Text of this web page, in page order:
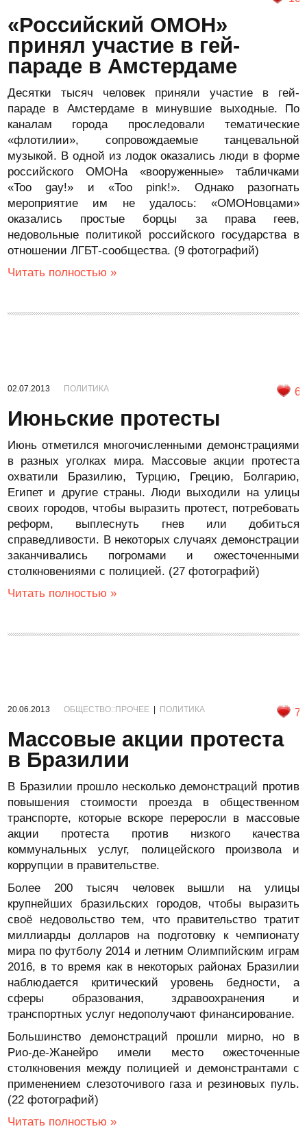
«Российский ОМОН»
принял участие в гей-
параде в Амстердаме
Десятки тысяч человек приняли участие в гей-
параде в Амстердаме в минувшие выходные. По
каналам города проследовали тематические
«флотилии», сопровождаемые танцевальной
музыкой. В одной из лодок оказались люди в форме
российского ОМОНа «вооруженные» табличками
«Too gay!» и «Too pink!». Однако разогнать
мероприятие им не удалось: «ОМОНовцами»
оказались простые борцы за права геев,
недовольные политикой российского государства в
отношении ЛГБТ-сообщества. (9 фотографий)
Читать полностью »
02.07.2013 ПОЛИТИКА 6
Июньские протесты
Июнь отметился многочисленными демонстрациями
в разных уголках мира. Массовые акции протеста
охватили Бразилию, Турцию, Грецию, Болгарию,
Египет и другие страны. Люди выходили на улицы
своих городов, чтобы выразить протест, потребовать
реформ, выплеснуть гнев или добиться
справедливости. В некоторых случаях демонстрации
заканчивались погромами и ожесточенными
столкновениями с полицией. (27 фотографий)
Читать полностью »
20.06.2013 ОБЩЕСТВО::ПРОЧЕЕ ПОЛИТИКА 7
Массовые акции протеста
в Бразилии
В Бразилии прошло несколько демонстраций против
повышения стоимости проезда в общественном
транспорте, которые вскоре переросли в массовые
акции протеста против низкого качества
коммунальных услуг, полицейского произвола и
коррупции в правительстве.
Более 200 тысяч человек вышли на улицы
крупнейших бразильских городов, чтобы выразить
своё недовольство тем, что правительство тратит
миллиарды долларов на подготовку к чемпионату
мира по футболу 2014 и летним Олимпийским играм
2016, в то время как в некоторых районах Бразилии
наблюдается критический уровень бедности, а
сферы образования, здравоохранения и
транспортных услуг недополучают финансирование.
Большинство демонстраций прошли мирно, но в
Рио-де-Жанейро имели место ожесточенные
столкновения между полицией и демонстрантами с
применением слезоточивого газа и резиновых пуль.
(22 фотографий)
Читать полностью »